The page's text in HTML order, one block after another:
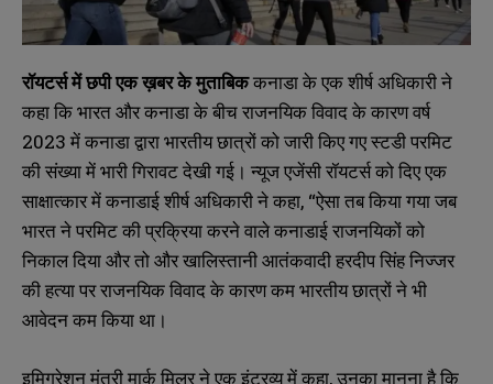
रॉयटर्स में छपी एक ख़बर के मुताबिककनाडा के एक शीर्ष अधिकारी ने
कहा कि भारत और कनाडा के बीच राजनयिक विवाद के कारण वर्ष
2023 में कनाडा द्वारा भारतीय छात्रों को जारी किए गए स्टडी परमिट
की संख्या में भारी गिरावट देखी गई। न्यूज एजेंसी रॉयटर्स को दिए एक
साक्षात्कार में कनाडाई शीर्ष अधिकारी ने कहा, “ऐसा तब किया गया जब
भारत ने परमिट की प्रक्रिया करने वाले कनाडाई राजनयिकों को
निकाल दिया और तो और खालिस्तानी आतंकवादी हरदीप सिंह निज्जर
की हत्या पर राजनयिक विवाद के कारण कम भारतीय छात्रों ने भी
आवेदन कम किया था।
इमिग्रेशन मंत्री मार्क मिलर ने एक इंटरव्यू में कहा,उनका माननाहै कि